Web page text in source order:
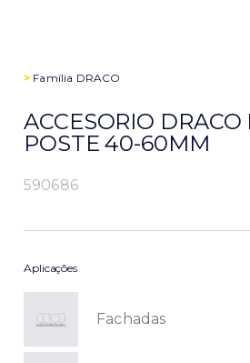
> Família DRACO
ACCESORIO
POSTE 40-60MM
590686
Aplicações
Fachadas